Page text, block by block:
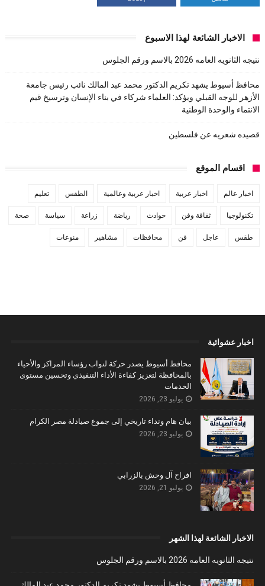
الاخبار الشائعة لهذا الاسبوع
نتيجه الثانويه العامه 2026 بالاسم ورقم الجلوس
محافظ أسيوط يشهد تكريم الدكتور محمد عبد المالك نائب رئيس جامعة
الأزهر للوجه القبلي ويؤكد: العلماء شركاء في بناء الإنسان وترسيخ قيم
الانتماء والوحدة الوطنية
قصيده شعريه عن فلسطين
اقسام الموقع
اخبار عالم اخبار عربية اخبار عربية وعالمية الطقس تعليم
تكنولوجيا ثقافة وفن حوادث رياضة زراعة سياسة صحة
طقس عاجل فن محافظات مشاهير منوعات
اخبار عشوائية
محافظ أسيوط يصدر حركة لنواب رؤساء المراكز والأحياء
بالمحافظة لتعزيز كفاءة الأداء التنفيذي وتحسين مستوى
الخدمات
يوليو 23, 2026
بيان هام ونداء تاريخي إلى جموع صيادلة مصر الكرام
يوليو 23, 2026
افراح آل وحش بالزرابي
يوليو 21, 2026
الاخبار الشائعة لهذا الشهر
نتيجه الثانويه العامه 2026 بالاسم ورقم الجلوس